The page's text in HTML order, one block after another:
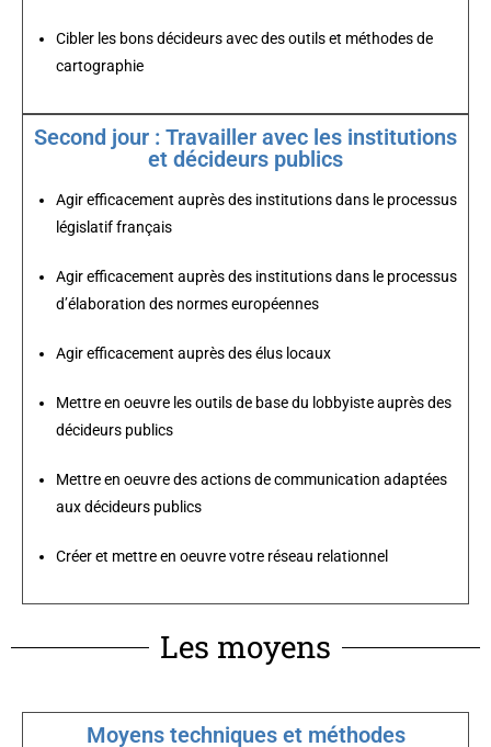
Cibler les bons décideurs avec des outils et méthodes de
cartographie
Second jour : Travailler avec les institutions
et décideurs publics
Agir efficacement auprès des institutions dans le processus
législatif français
Agir efficacement auprès des institutions dans le processus
d’élaboration des normes européennes
Agir efficacement auprès des élus locaux
Mettre en oeuvre les outils de base du lobbyiste auprès des
décideurs publics
Mettre en oeuvre des actions de communication adaptées
aux décideurs publics
Créer et mettre en oeuvre votre réseau relationnel
Les moyens
Moyens techniques et méthodes